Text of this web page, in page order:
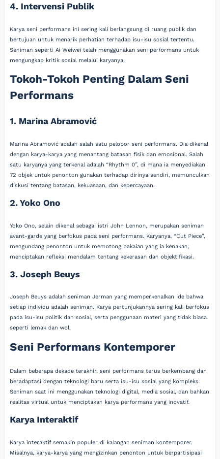
4. Intervensi Publik
Karya seni performans ini sering kali berlangsung di ruang publik dan
bertujuan untuk menarik perhatian terhadap isu-isu sosial tertentu.
Seniman seperti Ai Weiwei telah menggunakan seni performans untuk
mengungkap kritik sosial melalui karyanya.
Tokoh-Tokoh Penting Dalam Seni
Performans
1. Marina Abramović
Marina Abramović adalah salah satu pelopor seni performans. Dia dikenal
dengan karya-karya yang menantang batasan fisik dan emosional. Salah
satu karyanya yang terkenal adalah “Rhythm 0”, di mana ia menyediakan
72 objek untuk penonton gunakan terhadap dirinya sendiri, memunculkan
diskusi tentang batasan, kekuasaan, dan kepercayaan.
2. Yoko Ono
Yoko Ono, selain dikenal sebagai istri John Lennon, merupakan seniman
avant-garde yang berfokus pada seni performans. Karyanya, “Cut Piece”,
mengundang penonton untuk memotong pakaian yang ia kenakan,
menciptakan refleksi mendalam tentang kekerasan dan objektifikasi.
3. Joseph Beuys
Joseph Beuys adalah seniman Jerman yang memperkenalkan ide bahwa
setiap individu adalah seniman. Karya pertunjukannya sering kali berfokus
pada isu-isu politik dan sosial, serta penggunaan materi yang tidak biasa
seperti lemak dan wol.
Seni Performans Kontemporer
Dalam beberapa dekade terakhir, seni performans terus berkembang dan
beradaptasi dengan teknologi baru serta isu-isu sosial yang kompleks.
Seniman saat ini menggunakan teknologi digital, media sosial, dan bahkan
realitas virtual untuk menciptakan karya performans yang inovatif.
Karya Interaktif
Karya interaktif semakin populer di kalangan seniman kontemporer.
Misalnya, karya-karya yang mengizinkan penonton untuk berpartisipasi